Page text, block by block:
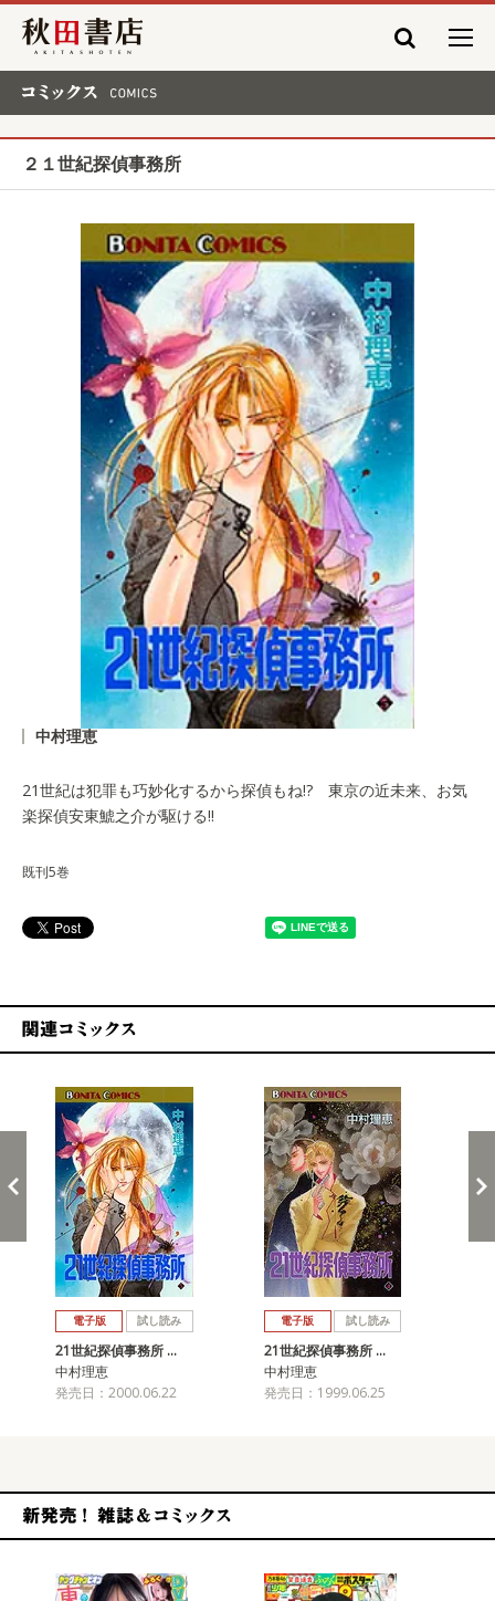
秋田書店
２１世紀探偵事務所
中村理恵
21世紀は犯罪も巧妙化するから探偵もね!? 東京の近未来、お気
楽探偵安東鯱之介が駆ける!!
既刊5巻
電子版 試し読み
21世紀探偵事務所 …
中村理恵
発売日：2000.06.22
電子版 試し読み
21世紀探偵事務所 …
中村理恵
発売日：1999.06.25